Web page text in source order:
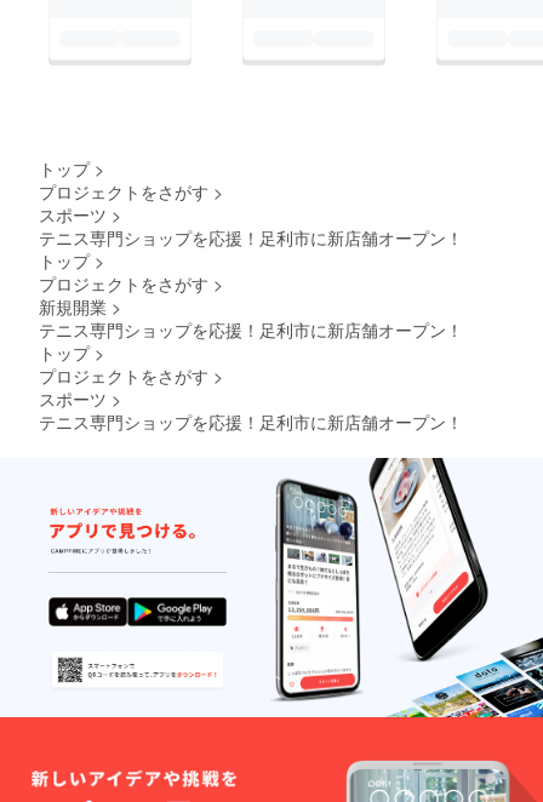
トップ >
プロジェクトをさがす >
スポーツ >
テニス専門ショップを応援！足利市に新店舗オープン！
トップ >
プロジェクトをさがす >
新規開業 >
テニス専門ショップを応援！足利市に新店舗オープン！
トップ >
プロジェクトをさがす >
スポーツ >
テニス専門ショップを応援！足利市に新店舗オープン！